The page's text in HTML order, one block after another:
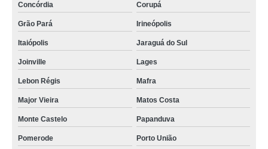
Concórdia Corupá
Grão Pará Irineópolis
Itaiópolis Jaraguá do Sul
Joinville Lages
Lebon Régis Mafra
Major Vieira Matos Costa
Monte Castelo Papanduva
Pomerode Porto União